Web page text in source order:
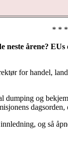
* * *
årene?
for handel,
og
og så